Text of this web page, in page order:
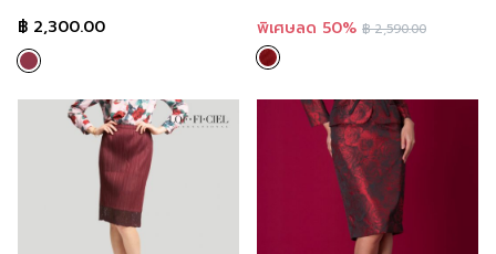
฿ 2,300.00 พิเศษลด 50% ฿2,590.00